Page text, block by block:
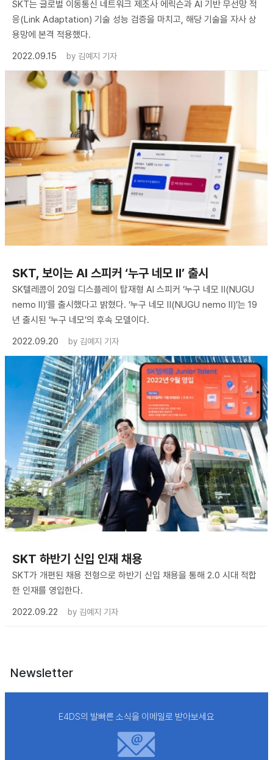
SKT는 글로벌 이동통신 네트워크 제조사 에릭슨과 AI 기반 무선망 적
응(Link Adaptation) 기술 성능 검증을 마치고, 해당 기술을 자사 상
용망에 본격 적용했다.
2022.09.15
by 김예지 기자
​SKT, 보이는 AI 스피커 ‘누구 네모 Ⅱ’ 출시
SK텔레콤이 20일 디스플레이 탑재형 AI 스피커 ‘누구 네모 Ⅱ(NUGU
nemo Ⅱ)’를 출시했다고 밝혔다. ‘누구 네모 Ⅱ(NUGU nemo Ⅱ)’는 19
년 출시된 ‘누구 네모’의 후속 모델이다.
2022.09.20
by 김예지 기자
SKT 하반기 신입 인재 채용
SKT가 개편된 채용 전형으로 하반기 신입 채용을 통해 2.0 시대 적합
한 인재를 영입한다.
2022.09.22
by 김예지 기자
Newsletter
E4DS의 발빠른 소식을 이메일로 받아보세요